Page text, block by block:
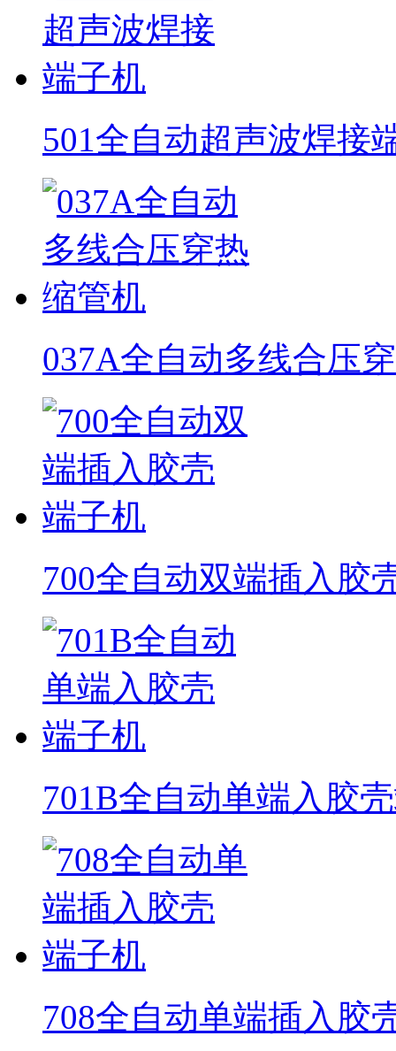
501全自动超声波焊接
037A全自动多线合压
700全自动双端插入胶
701B全自动单端入胶
708全自动单端插入胶